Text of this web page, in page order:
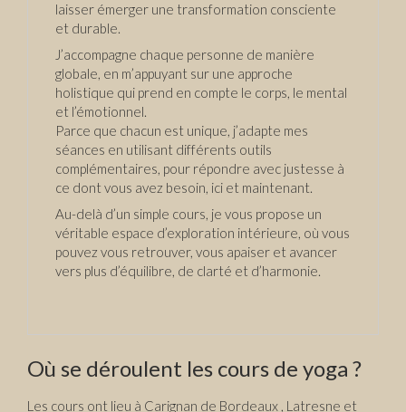
laisser émerger une transformation consciente
et durable.
J’accompagne chaque personne de manière
globale, en m’appuyant sur une approche
holistique qui prend en compte le corps, le mental
et l’émotionnel.
Parce que chacun est unique, j’adapte mes
séances en utilisant différents outils
complémentaires, pour répondre avec justesse à
ce dont vous avez besoin, ici et maintenant.
Au-delà d’un simple cours, je vous propose un
véritable espace d’exploration intérieure, où vous
pouvez vous retrouver, vous apaiser et avancer
vers plus d’équilibre, de clarté et d’harmonie.
Où se déroulent les cours de yoga ?
Les cours ont lieu à Carignan de Bordeaux , Latresne et